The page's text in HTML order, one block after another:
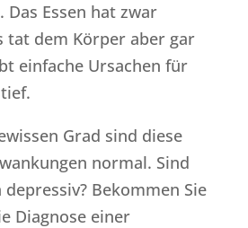
Essen hat zwar
tat dem Körper aber gar
einfache Ursachen für
Grad sind diese
normal. Sind
depressiv? Bekommen Sie
Diagnose einer